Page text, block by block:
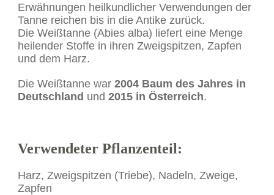
Erwähnungen heilkundlicher Verwendungen der
Tanne reichen bis in die Antike zurück.
Die Weißtanne (Abies alba) liefert eine Menge
heilender Stoffe in ihren Zweigspitzen, Zapfen
und dem Harz.
Die Weißtanne war 2004 Baum des Jahres in
Deutschland und 2015 in Österreich.
Verwendeter Pflanzenteil:
Harz, Zweigspitzen (Triebe), Nadeln, Zweige,
Zapfen